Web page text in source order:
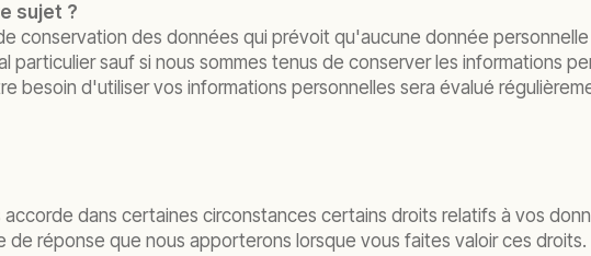
sujet ?
conservation des données qui prévoit qu'aucune donnée
sauf si nous sommes tenus de conserver les informations
besoin d'utiliser vos informations personnelles sera évalué
dans certaines circonstances certains droits relatifs à vos
réponse que nous apporterons lorsque vous faites valoir ces droits.